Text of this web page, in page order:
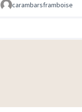
carambarsframboise